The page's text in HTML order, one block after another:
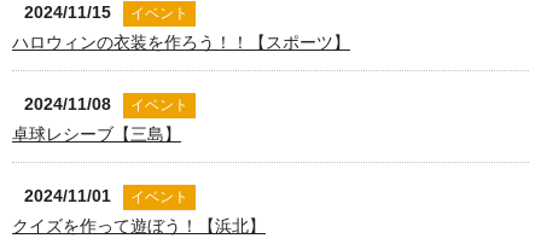
2024/11/15 イベント
ハロウィンの衣装を作ろう！！【スポーツ】
2024/11/08 イベント
卓球レシーブ【三島】
2024/11/01 イベント
クイズを作って遊ぼう！【浜北】